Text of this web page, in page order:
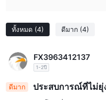
ทั้งหมด (4) ดีมาก (4)
FX3963412137
1-2ปี
ดีมาก ประสบการณ์ที่ไม่ยุ่